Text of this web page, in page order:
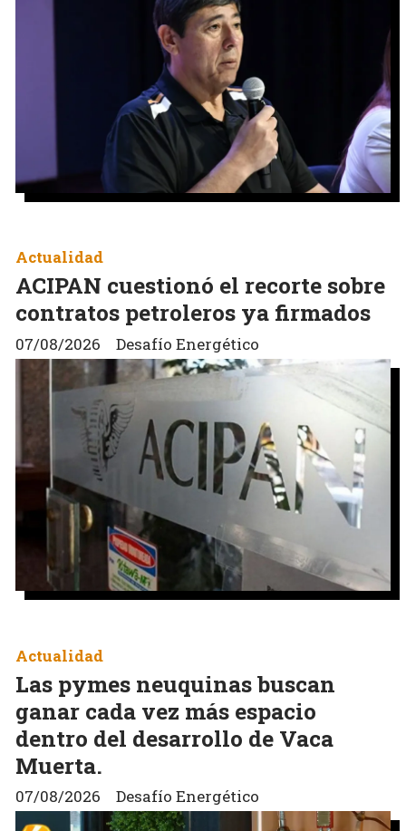
ACIPAN cuestionó el recorte sobre
contratos petroleros ya firmados
Desafío Energético
Actualidad
07/08/2026
Las pymes neuquinas buscan
ganar cada vez más espacio
dentro del desarrollo de Vaca
Muerta.
Desafío Energético
Actualidad
07/08/2026